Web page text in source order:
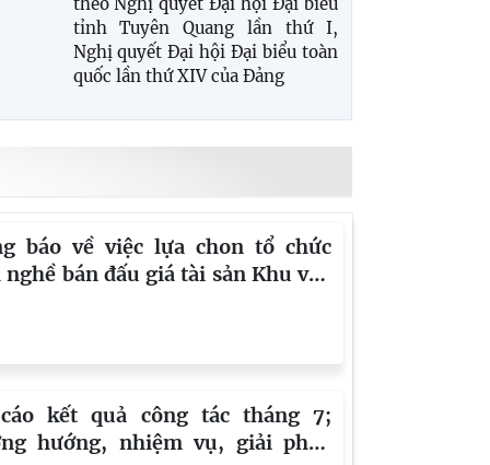
theo Nghị quyết Đại hội Đại biểu
tỉnh Tuyên Quang lần thứ I,
Nghị quyết Đại hội Đại biểu toàn
quốc lần thứ XIV của Đảng
báo về việc lựa chon tổ chức
bán đấu giá tài sản Khu vực
kết quả công tác tháng 7;
hướng, nhiệm vụ, giải pháp